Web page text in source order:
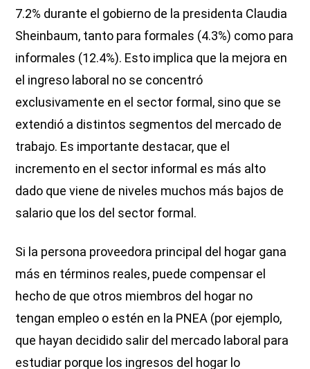
7.2% durante el gobierno de la presidenta Claudia
Sheinbaum, tanto para formales (4.3%) como para
informales (12.4%). Esto implica que la mejora en
el ingreso laboral no se concentró
exclusivamente en el sector formal, sino que se
extendió a distintos segmentos del mercado de
trabajo. Es importante destacar, que el
incremento en el sector informal es más alto
dado que viene de niveles muchos más bajos de
salario que los del sector formal.
Si la persona proveedora principal del hogar gana
más en términos reales, puede compensar el
hecho de que otros miembros del hogar no
tengan empleo o estén en la PNEA (por ejemplo,
que hayan decidido salir del mercado laboral para
estudiar porque los ingresos del hogar lo